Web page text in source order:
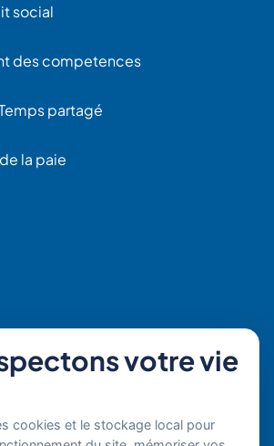
social
des competences
partagé
la paie
?
votre vie
cookies et le stockage local pour